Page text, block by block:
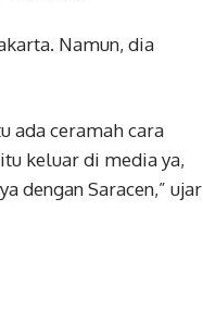
Namun, dia
ada ceramah cara
keluar di media ya,
dengan Saracen,” ujar